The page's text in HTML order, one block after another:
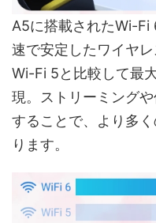
A5に搭載されたWi-
速で安定したワイヤレ
Wi-Fi 5と比較して最
現。ストリーミング
することで、より多
ります。